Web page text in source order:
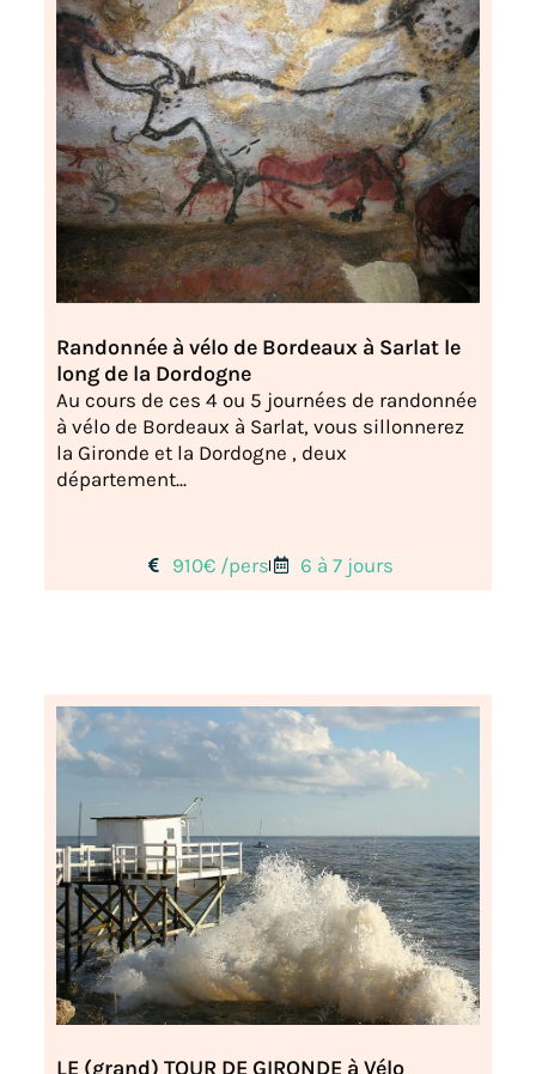
Randonnée à vélo de Bordeaux à Sarlat le
long de la Dordogne
Au cours de ces 4 ou 5 journées de randonnée
à vélo de Bordeaux à Sarlat, vous sillonnerez
la Gironde et la Dordogne , deux
département...
910€ /pers 6 à 7 jours
LE (grand) TOUR DE GIRONDE à Vélo